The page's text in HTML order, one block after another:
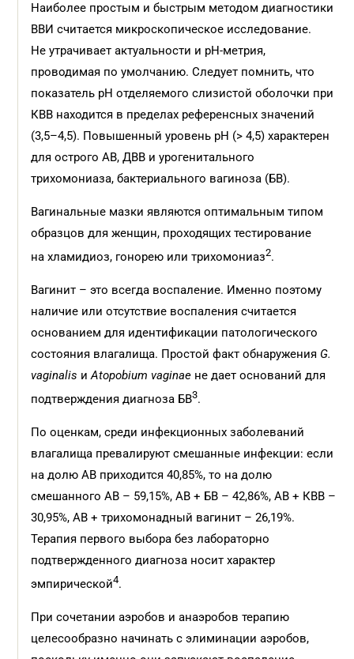
Наиболее простым и быстрым методом диагностики
ВВИ считается микроскопическое исследование.
Не утрачивает актуальности и рН-метрия,
проводимая по умолчанию. Следует помнить, что
показатель рН отделяемого слизистой оболочки при
КВВ находится в пределах референсных значений
(3,5–4,5). Повышенный уровень рН (> 4,5) характерен
для острого АВ, ДВВ и урогенитального
трихомониаза, бактериального вагиноза (БВ).
Вагинальные мазки являются оптимальным типом
образцов для женщин, проходящих тестирование
на хламидиоз, гонорею или трихомониаз2.
Вагинит – это всегда воспаление. Именно поэтому
наличие или отсутствие воспаления считается
основанием для идентификации патологического
состояния влагалища. Простой факт обнаружения G.
vaginalis иAtopobium vaginae не дает оснований для
подтверждения диагноза БВ3.
По оценкам, среди инфекционных заболеваний
влагалища превалируют смешанные инфекции: если
на долю АВ приходится 40,85%, то на долю
смешанного АВ – 59,15%, АВ + БВ – 42,86%, АВ + КВВ –
30,95%, АВ + трихомонадный вагинит – 26,19%.
Терапия первого выбора без лабораторно
подтвержденного диагноза носит характер
эмпирической4.
При сочетании аэробов и анаэробов терапию
целесообразно начинать с элиминации аэробов,